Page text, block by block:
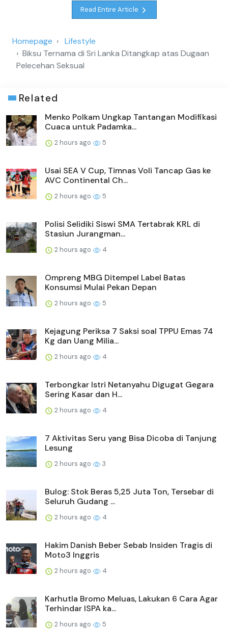
Read Entire Article
Homepage
Lifestyle
Biksu Ternama di Sri Lanka Ditangkap atas Dugaan
Pelecehan Seksual
Related
Menko Polkam Ungkap Tantangan Modifikasi
Cuaca untuk Padamka...
2 hours ago 5
Usai SEA V Cup, Timnas Voli Tancap Gas ke
AVC Continental Ch...
2 hours ago 5
Polisi Selidiki Siswi SMA Tertabrak KRL di
Stasiun Jurangman...
2 hours ago 4
Ompreng MBG Ditempel Label Batas
Konsumsi Mulai Pekan Depan
2 hours ago 5
Kejagung Periksa 7 Saksi soal TPPU Emas 74
Kg dan Uang Milia...
2 hours ago 4
Terbongkar Istri Netanyahu Digugat Gegara
Sering Kasar dan H...
2 hours ago 4
7 Aktivitas Seru yang Bisa Dicoba di Tanjung
Lesung
2 hours ago 3
Bulog: Stok Beras 5,25 Juta Ton, Tersebar di
Seluruh Gudang ...
2 hours ago 4
Hakim Danish Beber Sebab Insiden Tragis di
Moto3 Inggris
2 hours ago 4
Karhutla Bromo Meluas, Lakukan 6 Cara Agar
Terhindar ISPA ka...
2 hours ago 5